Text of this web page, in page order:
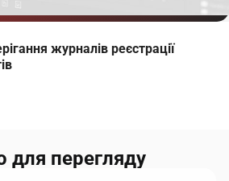
журналів реєстрації
для перегляду